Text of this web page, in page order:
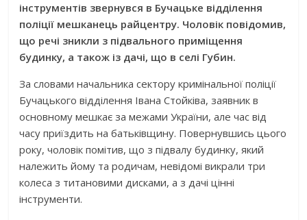
інструментів звернувся в Бучацьке відділення
поліції мешканець райцентру. Чоловік повідомив,
що речі зникли з підвального приміщення
будинку, а також із дачі, що в селі Губин.
За словами начальника сектору кримінальної поліції
Бучацького відділення Івана Стойківа, заявник в
основному мешкає за межами України, але час від
часу приїздить на батьківщину. Повернувшись цього
року, чоловік помітив, що з підвалу будинку, який
належить йому та родичам, невідомі викрали три
колеса з титановими дисками, а з дачі цінні
інструменти.